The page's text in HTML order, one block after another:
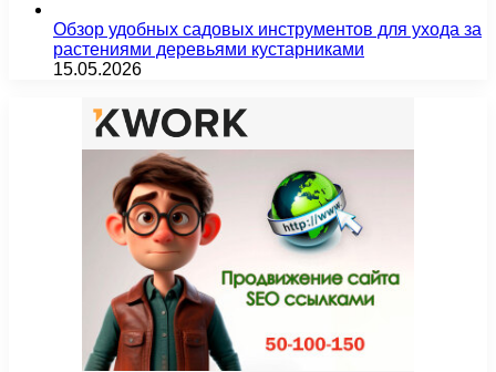
Обзор удобных садовых инструментов для ухода за
растениями деревьями кустарниками
15.05.2026